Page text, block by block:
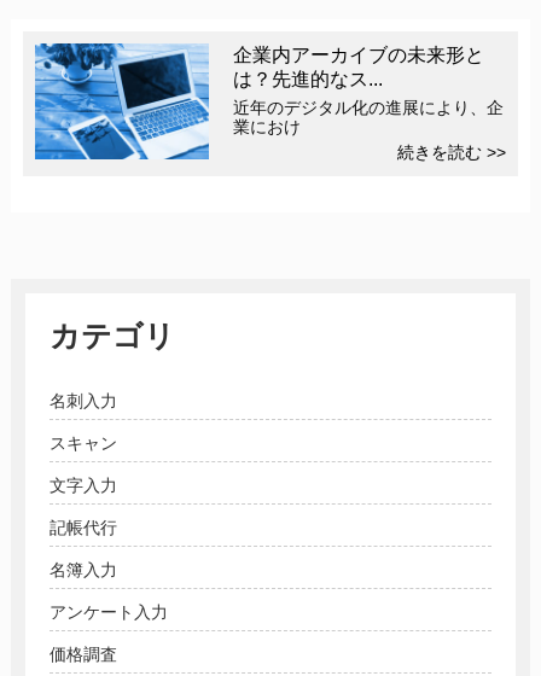
企業内アーカイブの未来形と
は？先進的なス...
近年のデジタル化の進展により、企
業におけ
続きを読む >>
カテゴリ
名刺入力
スキャン
文字入力
記帳代行
名簿入力
アンケート入力
価格調査